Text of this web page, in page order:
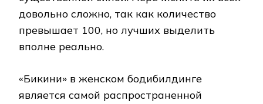
довольно сложно, так как количество
превышает 100, но лучших выделить
вполне реально.
«Бикини» в женском бодибилдинге
является самой распространенной